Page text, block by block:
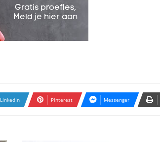
LinkedIn Pinterest Messenger